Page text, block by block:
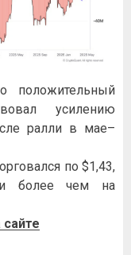
положительный
усилению
ралли в мае–
по $1,43,
более чем на